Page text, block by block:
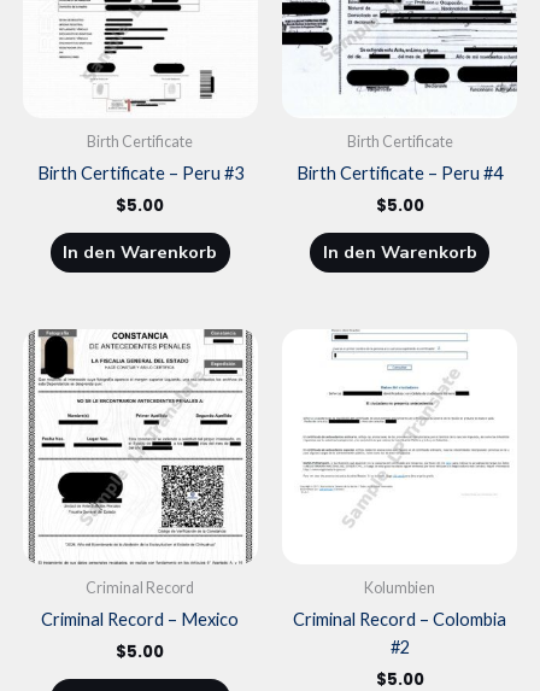
Birth Certificate
Birth Certificate – Peru #3
$5.00
In den Warenkorb
Birth Certificate
Birth Certificate – Peru #4
$5.00
In den Warenkorb
Criminal Record
Criminal Record – Mexico
$5.00
Kolumbien
Criminal Record – Colombia
#2
$5.00